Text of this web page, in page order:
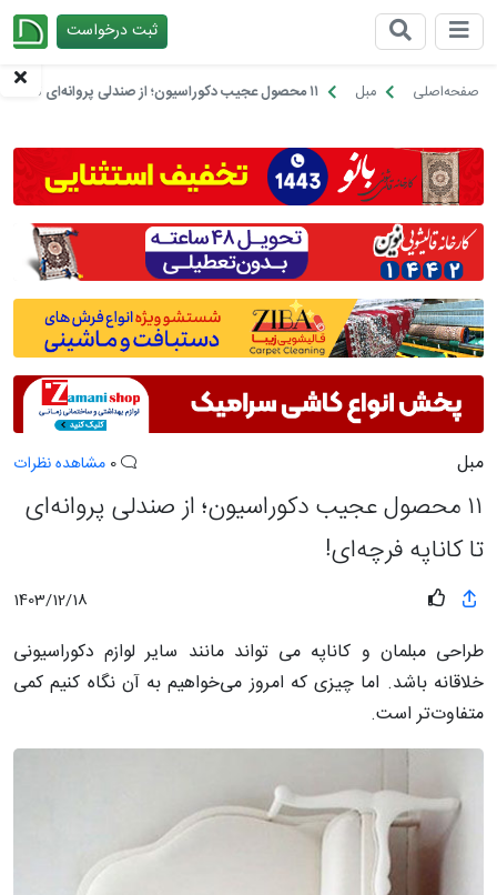
ثبت درخواست
صفحه‌اصلی مبل ۱۱ محصول عجیب دکوراسیون؛ از صندلی پروانه‌ای تا کاناپه فرچه‌ای!
مبل مشاهده نظرات
۱۱ محصول عجیب دکوراسیون؛ از صندلی پروانه‌ای
تا کاناپه فرچه‌ای!
1403/12/18
طراحی مبلمان و کاناپه می تواند مانند سایر لوازم دکوراسیونی
خلاقانه باشد. اما چیزی که امروز می‌خواهیم به آن نگاه کنیم کمی
متفاوت‌تر است.